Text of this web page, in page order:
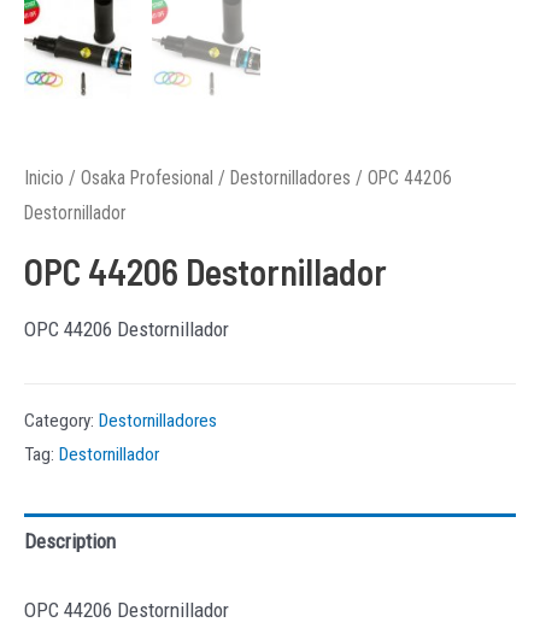
Inicio / Osaka Profesional / Destornilladores / OPC 44206
Destornillador
OPC 44206 Destornillador
OPC 44206 Destornillador
Category: Destornilladores
Tag: Destornillador
Description
OPC 44206 Destornillador